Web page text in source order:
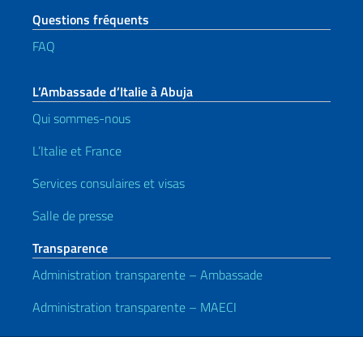
Questions fréquents
FAQ
L’Ambassade d’Italie à Abuja
Qui sommes-nous
L’Italie et France
Services consulaires et visas
Salle de presse
Transparence
Administration transparente – Ambassade
Administration transparente – MAECI